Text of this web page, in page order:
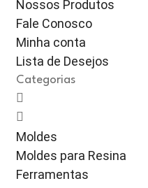
Nossos Produtos
Fale Conosco
Minha conta
Lista de Desejos
Categorias
Moldes
Moldes para Resina
Ferramentas